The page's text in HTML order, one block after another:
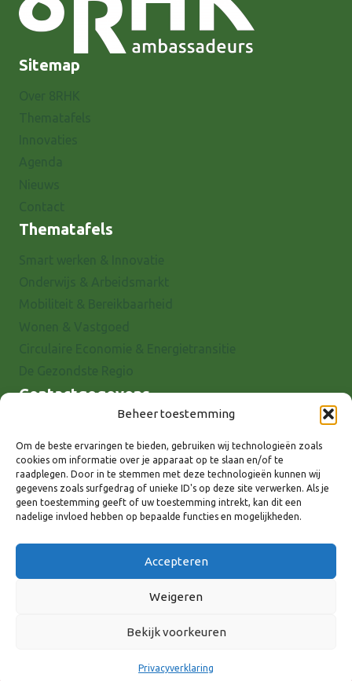
Beheer toestemming
Om de beste ervaringen te bieden, gebruiken wij technologieën zoals
cookies om informatie over je apparaat op te slaan en/of te
raadplegen. Door in te stemmen met deze technologieën kunnen wij
gegevens zoals surfgedrag of unieke ID's op deze site verwerken. Als je
geen toestemming geeft of uw toestemming intrekt, kan dit een
nadelige invloed hebben op bepaalde functies en mogelijkheden.
Accepteren
Weigeren
Bekijk voorkeuren
Privacyverklaring
Sitemap
Thematafels
Contactgegevens
7001 EX Doetinchem
E-mail: info@8rhk.nl
Telefoonnummers
Privacyverklaring